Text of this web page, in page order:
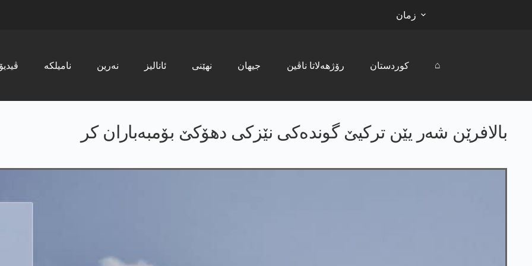
زمان
ڤیدیۆ نامیلکە نەرین ئانالیز نھێنی جیھان رۆژھەلاتا ناڤین کوردستان ⌂
بالافرێن شەر یێن ترکیێ گوندەکی نێزکی دهۆکێ بۆمبەباران کر